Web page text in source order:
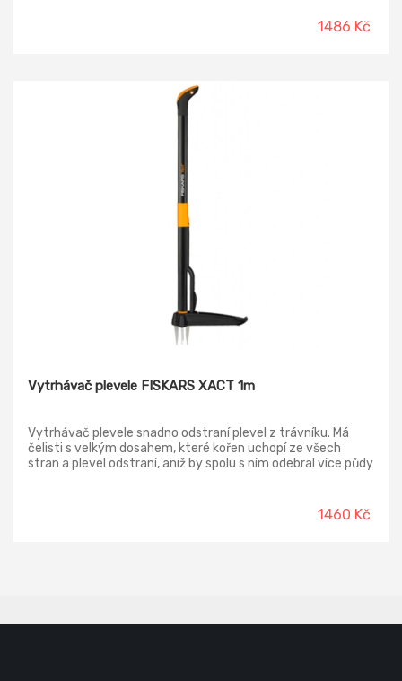
1486 Kč
Vytrhávač plevele FISKARS XACT 1m
Vytrhávač plevele snadno odstraní plevel z trávníku. Má
čelisti s velkým dosahem, které kořen uchopí ze všech
stran a plevel odstraní, aniž by spolu s ním odebral více půdy
1460 Kč